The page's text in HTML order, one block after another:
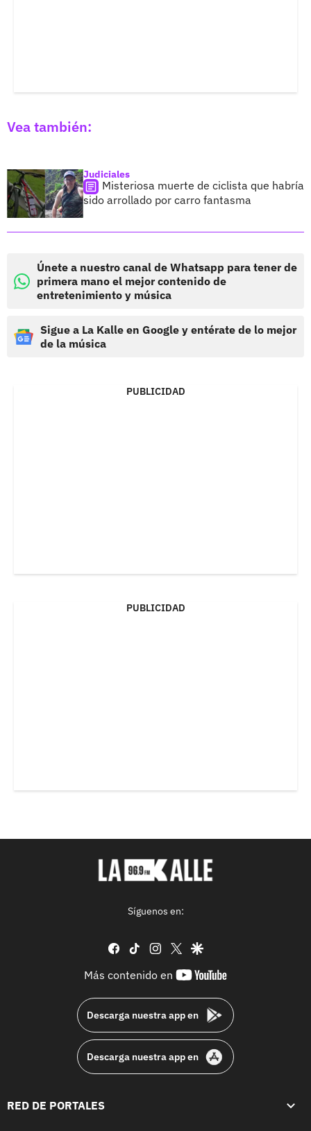
Vea también:
Judiciales
Misteriosa muerte de ciclista que habría
sido arrollado por carro fantasma
Únete a nuestro canal de Whatsapp para tener de
primera mano el mejor contenido de
entretenimiento y música
Sigue a La Kalle en Google y entérate de lo mejor
de la música
PUBLICIDAD
PUBLICIDAD
Síguenos en:
facebook
tiktok instagram
twittergoogle
Más contenido en
youtube-
Descarga nuestra app en
Descarga nuestra app en
RED DE PORTALES